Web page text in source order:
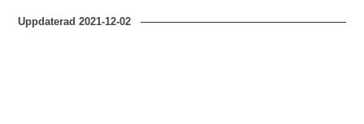
Uppdaterad2021-12-02